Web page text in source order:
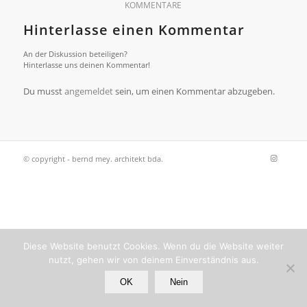
KOMMENTARE
Hinterlasse einen Kommentar
An der Diskussion beteiligen?
Hinterlasse uns deinen Kommentar!
Du musstangemeldetsein, um einen Kommentar abzugeben.
© copyright - bernd mey. architekt bda.
Diese Website benutzt Cookies. Wenn du die Website weiter
nutzt, gehen wir von deinem Einverständnis aus.
OK Nein